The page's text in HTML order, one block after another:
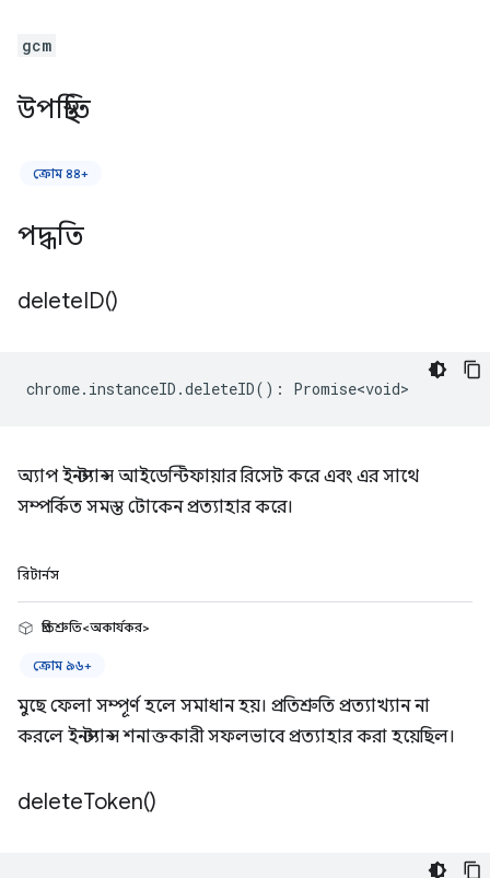
gcm
উপস্থিতি
ক্রোম ৪৪+
পদ্ধতি
deleteID()
chrome. instanceID .deleteID() : Promise<void>
অ্যাপ ইনস্ট্যান্স আইডেন্টিফায়ার রিসেট করে এবং এর সাথে
সম্পর্কিত সমস্ত টোকেন প্রত্যাহার করে।
রিটার্নস
প্রতিশ্রুতি<অকার্যকর>
ক্রোম ৯৬+
মুছে ফেলা সম্পূর্ণ হলে সমাধান হয়। প্রতিশ্রুতি প্রত্যাখ্যান না
করলে ইনস্ট্যান্স শনাক্তকারী সফলভাবে প্রত্যাহার করা হয়েছিল।
deleteToken()